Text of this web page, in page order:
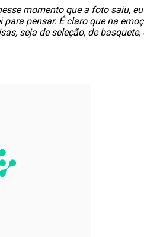
momento que a foto saiu,
pensar. É claro que na
seja de seleção, de basquete,